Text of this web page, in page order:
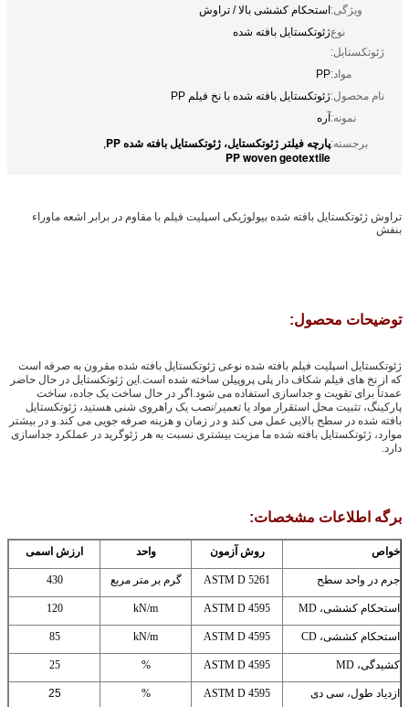
ویژگی:استحکام کششی بالا / تراوش
نوع
ژئوتکستایل:
ژئوتکستایل بافته شده
مواد:PP
نام محصول:ژئوتکستایل بافته شده با نخ فیلم PP
نمونه:آره
برجسته:پارچه فیلتر ژئوتکستایل، ژئوتکستایل بافته شده PP ,
PP woven geotextile
تراوش ژئوتکستایل بافته شده بیولوژیکی اسپلیت فیلم با مقاوم در برابر اشعه ماوراء
بنفش
توضیحات محصول:
ژئوتکستایل اسپلیت فیلم بافته شده نوعی ژئوتکستایل بافته شده مقرون به صرفه است
که از نخ های فیلم شکاف دار پلی پروپیلن ساخته شده است.این ژئوتکستایل در حال حاضر
عمدتاً برای تقویت و جداسازی استفاده می شود.اگر در حال ساخت یک جاده، ساخت
پارکینگ، تثبیت محل استقرار مواد یا تعمیر/نصب یک راهروی شنی هستید، ژئوتکستایل
بافته شده در سطح بالایی عمل می کند و در زمان و هزینه صرفه جویی می کند.و در بیشتر
موارد، ژئوتکستایل بافته شده ما مزیت بیشتری نسبت به هر ژئوگرید در عملکرد جداسازی
دارد.
برگه اطلاعات مشخصات:
خواص روش آزمون واحد ارزش اسمی
جرم در واحد سطح ASTM D 5261 گرم بر متر مربع 430
استحکام کششی، MD ASTM D 4595
kN/m
120
استحکام کششی، CD ASTM D 4595
kN/m
85
کشیدگی، MD ASTM D 4595
%
25
ازدیاد طول، سی دی ASTM D 4595
%
25